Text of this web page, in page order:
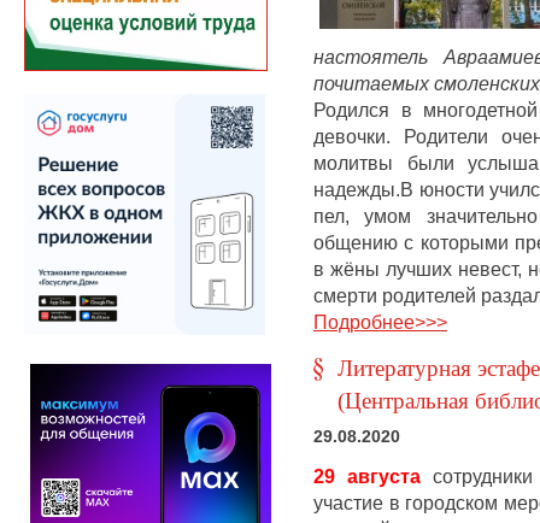
настоятель
почитаемых
Родился в
девочки. Родители
молитвы были
надежды.В юности
пел, умом
общению с которыми
в жёны лучших невест,
смерти родителей
Подробнее>>>
Литературная
(Центральная
29.08.2020
29 августа
участие в городском